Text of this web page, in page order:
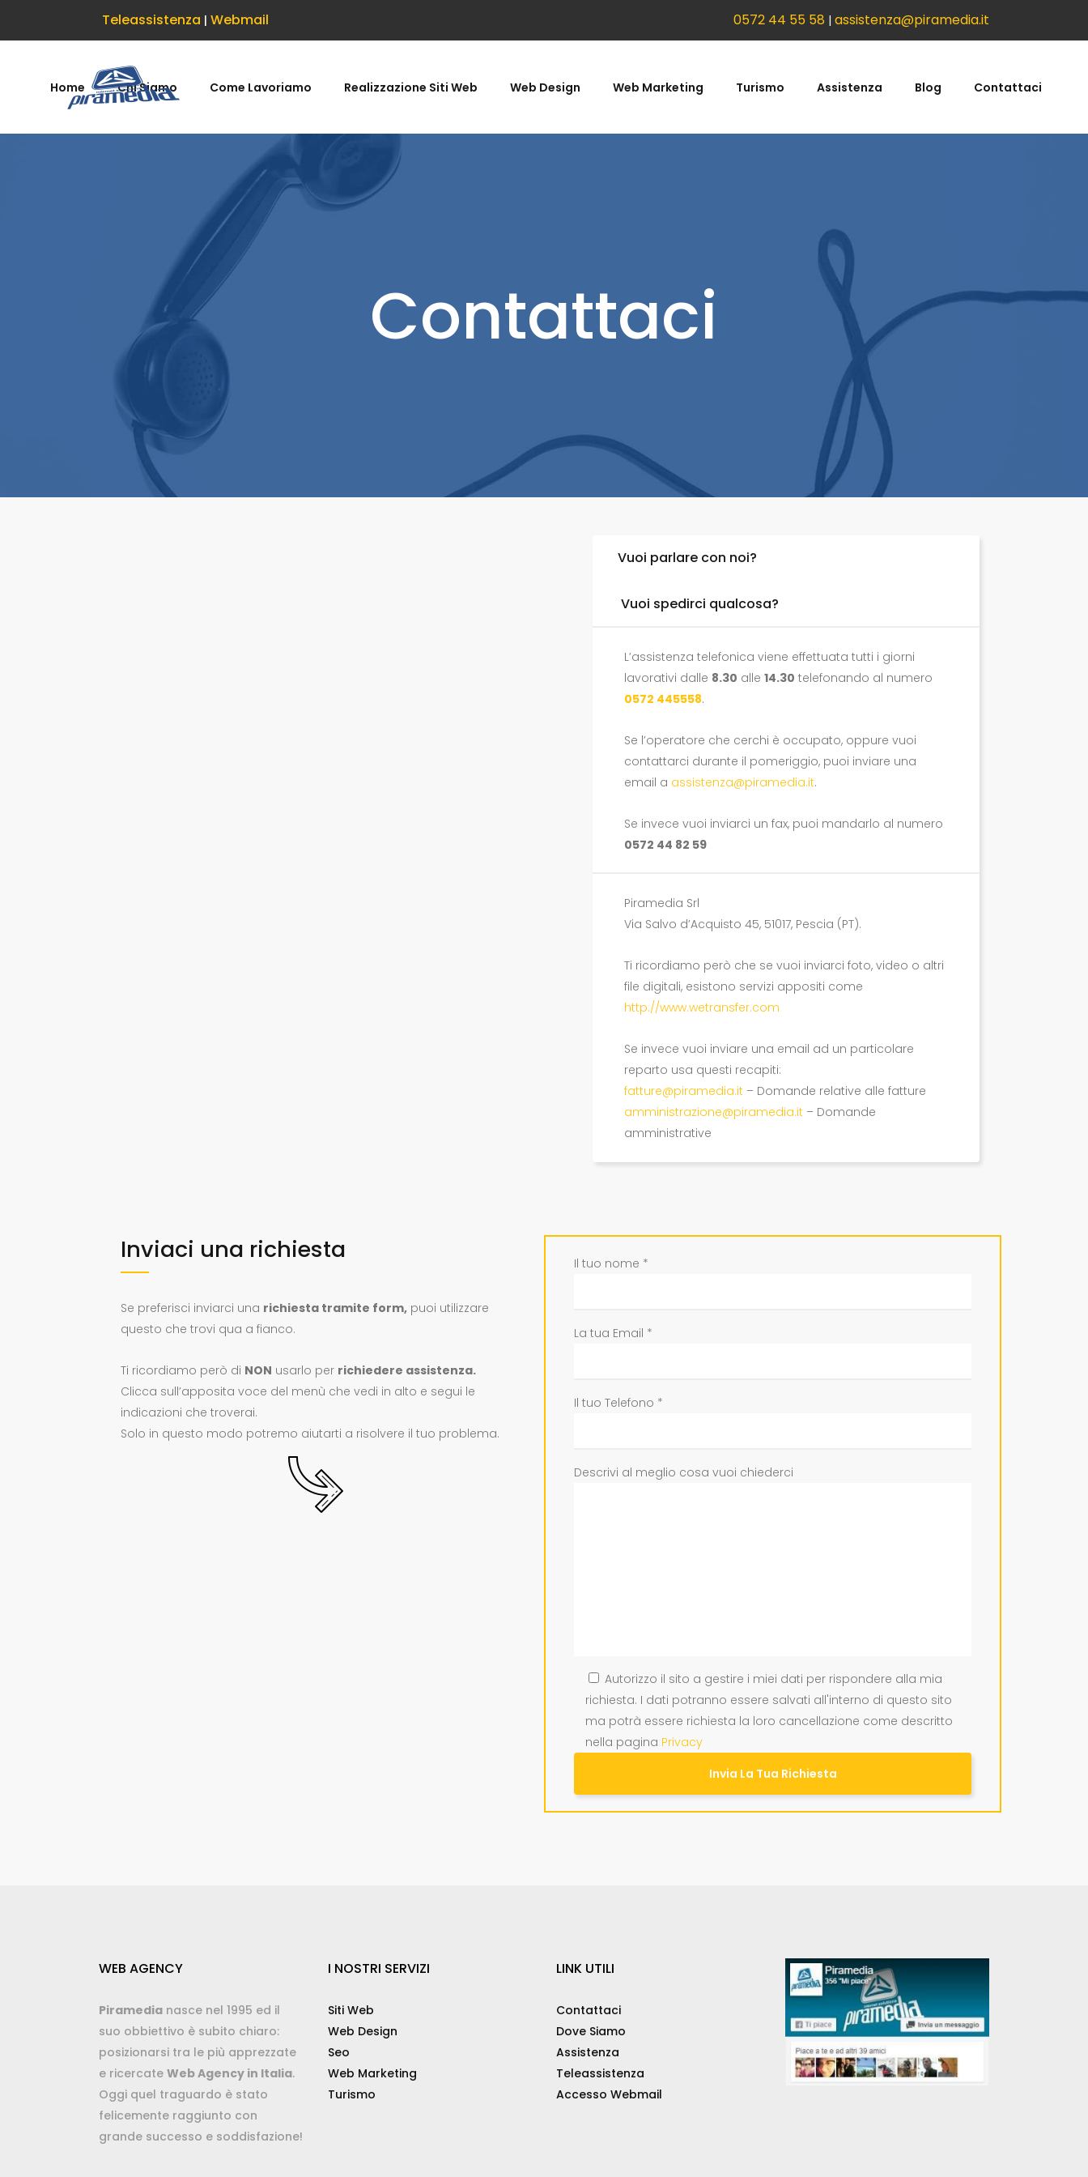
Teleassistenza | Webmail 0572 44 55 58 | assistenza@piramedia.it
Home Chi Siamo Come Lavoriamo Realizzazione Siti Web Web Design Web Marketing Turismo Assistenza Blog Contattaci
Contattaci
Vuoi parlare con noi?
Vuoi spedirci qualcosa?
L’assistenza telefonica viene effettuata tutti i giorni
lavorativi dalle 8.30 alle14.30 telefonando al numero
0572 445558.
Se l’operatore che cerchi è occupato, oppure vuoi
contattarci durante il pomeriggio, puoi inviare una
email a assistenza@piramedia.it.
Se invece vuoi inviarci un fax, puoi mandarlo al numero
0572 44 82 59
Piramedia Srl
Via Salvo d’Acquisto 45, 51017, Pescia (PT).
Ti ricordiamo però che se vuoi inviarci foto, video o altri
file digitali, esistono servizi appositi come
http://www.wetransfer.com
Se invece vuoi inviare una email ad un particolare
reparto usa questi recapiti:
fatture@piramedia.it – Domande relative alle fatture
amministrazione@piramedia.it – Domande
amministrative
Inviaci una richiesta
Se preferisci inviarci una richiesta tramite form,puoi utilizzare
questo che trovi qua a fianco.
Ti ricordiamo però di NON usarlo per richiedere assistenza.
Clicca sull’apposita voce del menù che vedi in alto e segui le
indicazioni che troverai.
Solo in questo modo potremo aiutarti a risolvere il tuo problema.
Il tuo nome *
La tua Email *
Il tuo Telefono *
Descrivi al meglio cosa vuoi chiederci
Autorizzo il sito a gestire i miei dati per rispondere alla mia
richiesta. I dati potranno essere salvati all'interno di questo sito
ma potrà essere richiesta la loro cancellazione come descritto
nella pagina Privacy
WEB AGENCY
Piramedia nasce nel 1995 ed il
suo obbiettivo è subito chiaro:
posizionarsi tra le più apprezzate
e ricercate Web Agency in Italia.
Oggi quel traguardo è stato
felicemente raggiunto con
grande successo e soddisfazione!
I NOSTRI SERVIZI
Siti Web
Web Design
Seo
Web Marketing
Turismo
LINK UTILI
Contattaci
Dove Siamo
Assistenza
Teleassistenza
Accesso Webmail